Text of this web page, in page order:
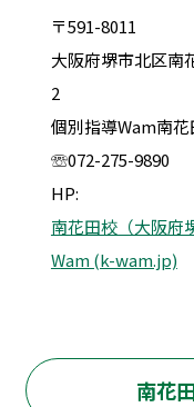
〒591-8011
大阪府堺市北区南
2
個別指導Wam南花
☏072-275-9890
HP:
南花田校（大阪府
Wam (k-wam.jp)
南花